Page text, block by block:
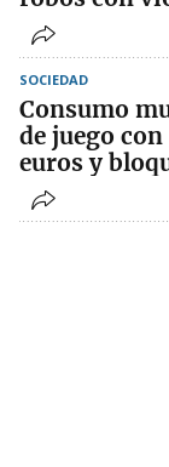
SOCIEDAD
Consumo
de juego
euros y